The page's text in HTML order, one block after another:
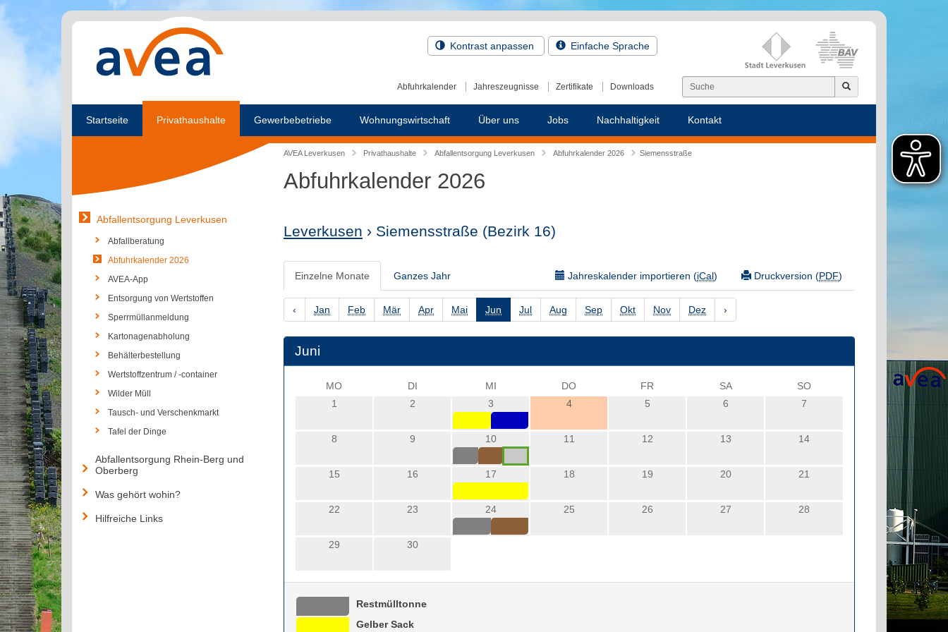
Kontrast anpassen Einfache Sprache
Abfuhrkalender Jahreszeugnisse Zertifikate Downloads
Startseite Privathaushalte Gewerbebetriebe Wohnungswirtschaft Über uns Jobs Nachhaltigkeit Kontakt
AVEA Leverkusen Privathaushalte Abfallentsorgung Leverkusen Abfuhrkalender 2026 Siemensstraße
Abfuhrkalender 2026
Leverkusen › Siemensstraße (Bezirk 16)
Einzelne Monate Ganzes Jahr Druckversion (PDF)
Jahreskalender importieren (iCal)
‹ Jan Feb Mär Apr Mai Jun Jul Aug Sep Okt Nov Dez ›
Juni
MO DI MI DO FR SA
SO
1
2 3 4 5 6 7
8 9 10 11 12 13 14
15 16 17 18 19 20 21
22 23 24 25 26 27 28
29 30
Restmülltonne
Gelber Sack
Abfallentsorgung Leverkusen
Abfallberatung
Abfuhrkalender 2026
AVEA-App
Entsorgung von Wertstoffen
Sperrmüllanmeldung
Kartonagenabholung
Behälterbestellung
Wertstoffzentrum / -container
Wilder Müll
Tausch- und Verschenkmarkt
Tafel der Dinge
Abfallentsorgung Rhein-Berg und
Oberberg
Was gehört wohin?
Hilfreiche Links